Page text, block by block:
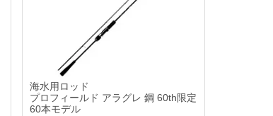
海水用ロッド
プロフィールド アラグレ 鋼 60th限定
60本モデル